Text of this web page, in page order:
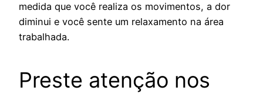
medida que você realiza os movimentos, a dor
diminui e você sente um relaxamento na área
trabalhada.
Preste atenção nos